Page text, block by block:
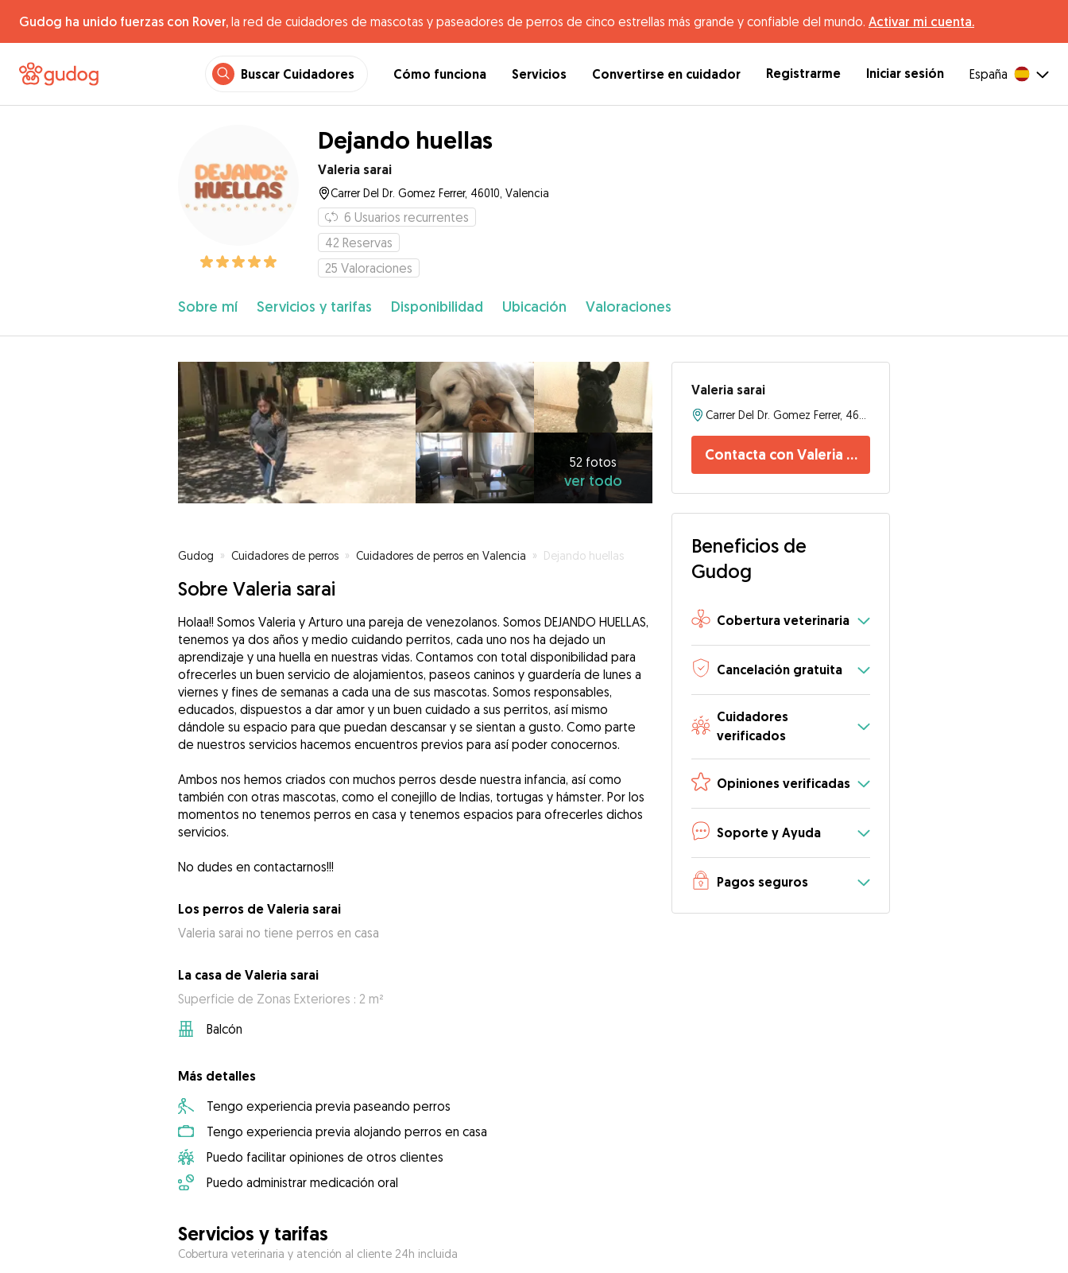
Gudog ha unido fuerzas con Rover, la red de cuidadores de mascotas y paseadores de perros de cinco estrellas más grande y confiable del mundo. Activar mi cuenta.
Buscar Cuidadores Cómo funciona Servicios Convertirse en cuidador Registrarme Iniciar sesión España
Dejando huellas
Valeria sarai
Carrer Del Dr. Gomez Ferrer, 46010, Valencia
6 Usuarios recurrentes
42 Reservas
25 Valoraciones
Sobre mí Servicios y tarifas Disponibilidad Ubicación Valoraciones
52 fotos
ver todo
Gudog » Cuidadores de perros » Cuidadores de perros en Valencia » Dejando huellas
Sobre Valeria sarai
Holaa!! Somos Valeria y Arturo una pareja de venezolanos. Somos DEJANDO HUELLAS,
tenemos ya dos años y medio cuidando perritos, cada uno nos ha dejado un
aprendizaje y una huella en nuestras vidas. Contamos con total disponibilidad para
ofrecerles un buen servicio de alojamientos, paseos caninos y guardería de lunes a
viernes y fines de semanas a cada una de sus mascotas. Somos responsables,
educados, dispuestos a dar amor y un buen cuidado a sus perritos, así mismo
dándole su espacio para que puedan descansar y se sientan a gusto. Como parte
de nuestros servicios hacemos encuentros previos para así poder conocernos.
Ambos nos hemos criados con muchos perros desde nuestra infancia, así como
también con otras mascotas, como el conejillo de Indias, tortugas y hámster. Por los
momentos no tenemos perros en casa y tenemos espacios para ofrecerles dichos
servicios.
No dudes en contactarnos!!!
Los perros de Valeria sarai
Valeria sarai no tiene perros en casa
La casa de Valeria sarai
Superficie de Zonas Exteriores : 2 m²
Balcón
Más detalles
Tengo experiencia previa paseando perros
Tengo experiencia previa alojando perros en casa
Puedo facilitar opiniones de otros clientes
Puedo administrar medicación oral
Servicios y tarifas
Cobertura veterinaria y atención al cliente 24h incluida
Valeria sarai
Contacta con Valeria sarai
Beneficios de
Gudog
Cobertura veterinaria
Cancelación gratuita
Cuidadores
verificados
Opiniones verificadas
Soporte y Ayuda
Pagos seguros